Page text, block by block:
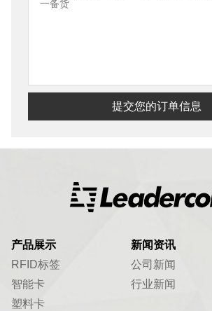
提交您的订单信息
产品展示
RFID标签
智能卡
塑料卡
新闻资讯
公司新闻
行业新闻